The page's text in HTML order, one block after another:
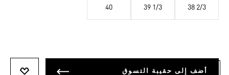
38 2/3
39 1/3
40
أضف إلى حقيبة التسوق